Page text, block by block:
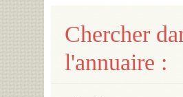
Chercher
l'annuaire :